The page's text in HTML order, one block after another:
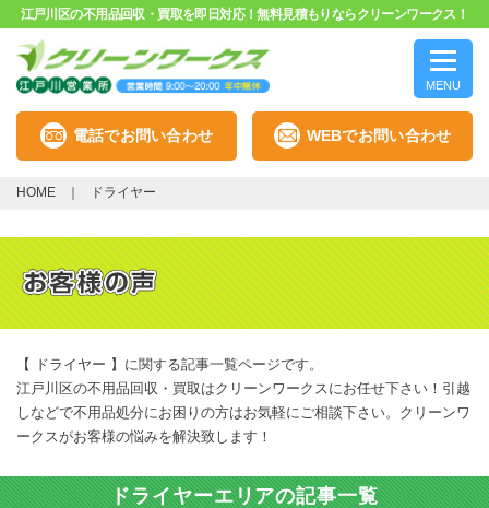
江戸川区の不用品回収・買取を即日対応！無料見積もりならクリーンワークス！
MENU
電話でお問い合わせ WEBでお問い合わせ
HOME ドライヤー
【 ドライヤー 】に関する記事一覧ページです。
江戸川区の不用品回収・買取はクリーンワークスにお任せ下さい！引越
しなどで不用品処分にお困りの方はお気軽にご相談下さい。クリーンワ
ークスがお客様の悩みを解決致します！
ドライヤーエリアの記事一覧